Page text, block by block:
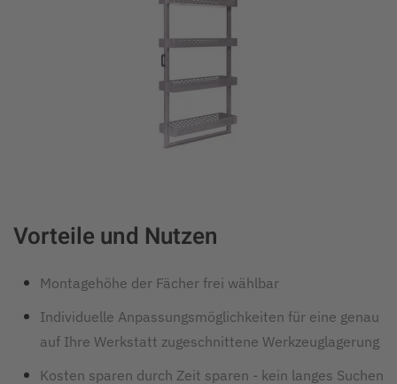
Vorteile und Nutzen
Montagehöhe der Fächer frei wählbar
Individuelle Anpassungsmöglichkeiten für eine genau
auf Ihre Werkstatt zugeschnittene Werkzeuglagerung
Kosten sparen durch Zeit sparen - kein langes Suchen